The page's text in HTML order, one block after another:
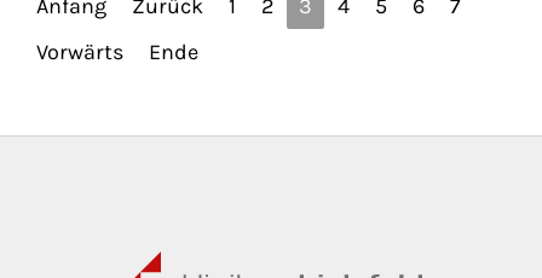
Anfang Zurück 1 2 3 4 5 6
7
Vorwärts
Ende